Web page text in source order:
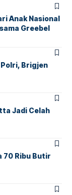
Anak Nasional
Greebel
Polri, Brigjen
Jadi Celah
70 Ribu Butir